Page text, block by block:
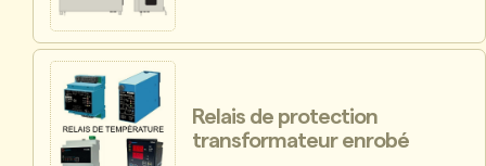
Relais de protection
transformateur enrobé